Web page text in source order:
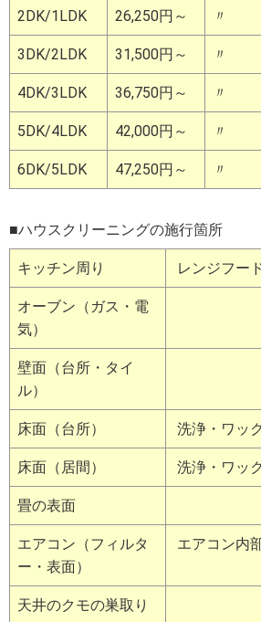
2DK/1LDK 26,250円～ 〃
3DK/2LDK 31,500円～ 〃
4DK/3LDK 36,750円～ 〃
5DK/4LDK 42,000円～ 〃
6DK/5LDK 47,250円～ 〃
■ハウスクリーニングの施行箇所
キッチン周り レンジフー
オーブン（ガス・電
気）
壁面（台所・タイ
ル）
床面（台所） 洗浄・ワッ
床面（居間） 洗浄・ワッ
畳の表面
エアコン（フィルタ
ー・表面）
エアコン内
天井のクモの巣取り